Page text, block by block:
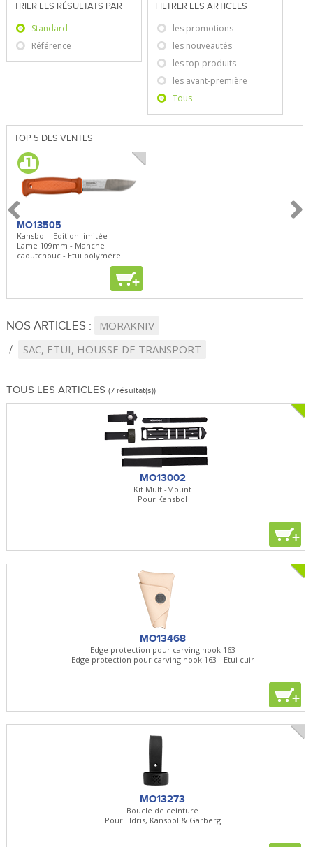
TRIER LES RÉSULTATS PAR
Standard
Référence
FILTRER LES ARTICLES
les promotions
les nouveautés
les top produits
les avant-première
Tous
TOP 5 DES VENTES
MO13505
Kansbol - Edition limitée
Lame 109mm - Manche
caoutchouc - Etui polymère
+
NOS ARTICLES :
MORAKNIV
SAC, ETUI, HOUSSE DE TRANSPORT
TOUS LES ARTICLES (7 résultat(s))
MO13002
Kit Multi-Mount
Pour Kansbol
+
MO13468
Edge protection pour carving hook 163
Edge protection pour carving hook 163 - Etui cuir
+
MO13273
Boucle de ceinture
Pour Eldris, Kansbol & Garberg